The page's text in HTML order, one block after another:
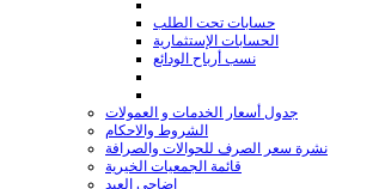
حسابات تحت الطلب
الحسابات الإستثمارية
نسب أرباح الودائع
جدول أسعار الخدمات و العمولات
الشروط والاحكام
نشرة سعر الصرف للحوالات والصرافة
قائمة الجمعيات الخيرية
اضاحي العيد